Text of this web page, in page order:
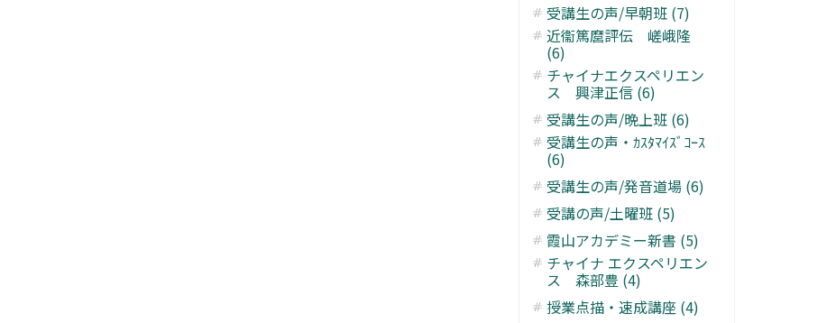
受講生の声/早朝班 (7)
近衞篤麿評伝 嵯峨隆
(6)
チャイナエクスペリエン
ス 興津正信 (6)
受講生の声/晩上班 (6)
受講生の声・ｶｽﾀﾏｲｽﾞｺｰｽ
(6)
受講生の声/発音道場 (6)
受講の声/土曜班 (5)
霞山アカデミー新書 (5)
チャイナ エクスペリエン
ス 森部豊 (4)
授業点描・速成講座 (4)